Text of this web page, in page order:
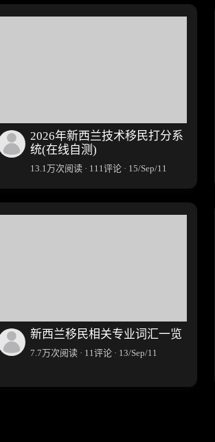
2026年新西兰技术移民打分系
统(在线自测)
13.1万次阅读 · 111评论 · 15/Sep/11
新西兰移民相关专业词汇一览
7.7万次阅读 · 11评论 · 13/Sep/11